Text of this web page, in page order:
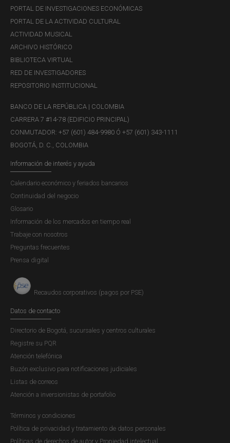
PORTAL DE INVESTIGACIONES ECONÓMICAS
PORTAL DE LA ACTIVIDAD CULTURAL
ACTIVIDAD MUSICAL
ARCHIVO HISTÓRICO
BIBLIOTECA VIRTUAL
RED DE INVESTIGADORES
REPOSITORIO INSTITUCIONAL
BANCO DE LA REPÚBLICA | COLOMBIA
CARRERA 7 #14-78 (EDIFICIO PRINCIPAL)
CONMUTADOR: +57 (601) 484-9980 Ó +57 (601) 343-1111
BOGOTÁ, D. C., COLOMBIA
Información de interés y ayuda
Calendario económico y feriados bancarios
Continuidad del negocio
Glosario
Información de los mercados en tiempo real
Trabaje con nosotros
Preguntas frecuentes
Prensa digital
Recaudos corporativos (pagos por PSE)
Datos de contacto
Directorio de Bogotá, sucursales y centros culturales
Registre su PQR
Atención telefónica
Buzón exclusivo para notificaciones judiciales
Listas de correos
Atención a inversionistas de portafolio
Términos y condiciones
Política de privacidad y tratamiento de datos personales
Políticas de derechos de autor y Propiedad intelectual